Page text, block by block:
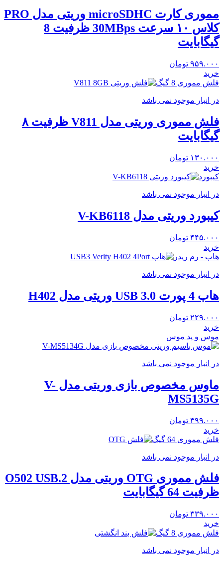
مموری کارت microSDHC وریتی مدل PRO
کلاس ۱۰ سرعت 30MBps ظرفیت 8
گیگابایت
۹۵۹.۰۰۰ تومان
خرید
فلش مموری 8 گیگ
در انبار موجود نمی باشد
فلش مموری وریتی مدل V811 ظرفیت ۸
گیگابایت
۱۳۰.۰۰۰ تومان
خرید
کیبورد
در انبار موجود نمی باشد
کیبورد وریتی مدل V-KB6118
۴۴۵.۰۰۰ تومان
خرید
هاب - رم ریدر
در انبار موجود نمی باشد
هاب 4 پورت USB 3.0 وریتی مدل H402
۲۲۹.۰۰۰ تومان
خرید
موس و پد موس
در انبار موجود نمی باشد
ماوس مخصوص بازی وریتی مدل V-
MS5135G
۳۹۹.۰۰۰ تومان
خرید
فلش مموری 64 گیگ
در انبار موجود نمی باشد
فلش مموری OTG وریتی مدل O502 USB.2
ظرفیت 64 گیگابایت
۳۳۹.۰۰۰ تومان
خرید
فلش مموری 8 گیگ
در انبار موجود نمی باشد